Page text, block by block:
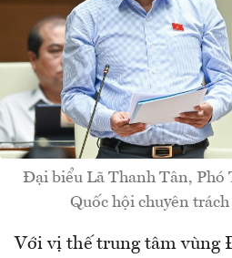
Đại biểu Lã Thanh Tân, Phó
Quốc hội chuyên
Với vị thế trung tâm vùng